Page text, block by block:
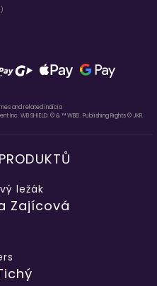
and related indicia
Inc. WB SHIELD: © & ™ WBEI. Publishing Rights © JKR.
ležák
Zajícová